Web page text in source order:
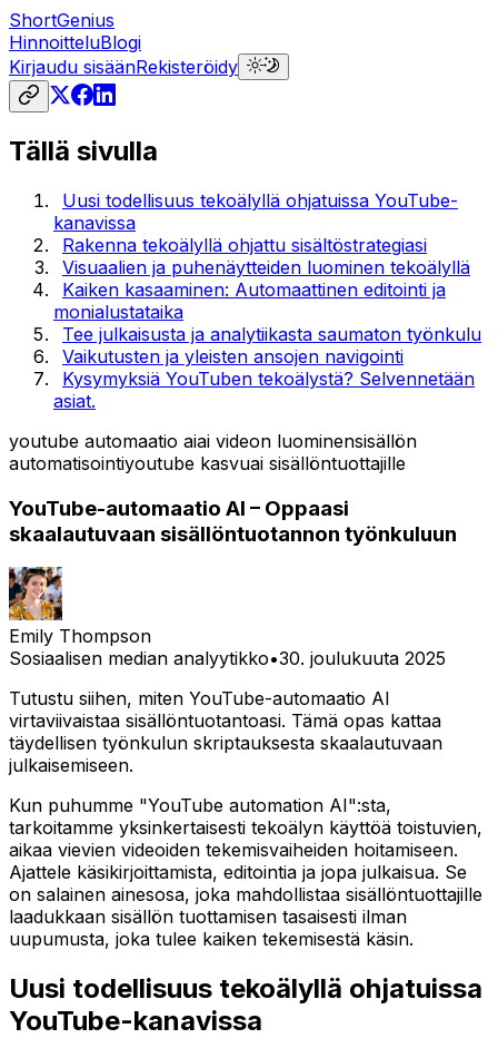
ShortGenius
HinnoitteluBlogi
Kirjaudu sisäänRekisteröidy
Tällä sivulla
Uusi todellisuus tekoälyllä ohjatuissa YouTube-
kanavissa
Rakenna tekoälyllä ohjattu sisältöstrategiasi
Visuaalien ja puhenäytteiden luominen tekoälyllä
Kaiken kasaaminen: Automaattinen editointi ja
monialustataika
Tee julkaisusta ja analytiikasta saumaton työnkulu
Vaikutusten ja yleisten ansojen navigointi
Kysymyksiä YouTuben tekoälystä? Selvennetään
asiat.
youtube automaatio aiai videon luominensisällön
automatisointiyoutube kasvuai sisällöntuottajille
YouTube-automaatio AI – Oppaasi
skaalautuvaan sisällöntuotannon työnkuluun
Emily Thompson
Sosiaalisen median analyytikko•30. joulukuuta 2025
Tutustu siihen, miten YouTube-automaatio AI
virtaviivaistaa sisällöntuotantoasi. Tämä opas kattaa
täydellisen työnkulun skriptauksesta skaalautuvaan
julkaisemiseen.
Kun puhumme "YouTube automation AI":sta,
tarkoitamme yksinkertaisesti tekoälyn käyttöä toistuvien,
aikaa vievien videoiden tekemisvaiheiden hoitamiseen.
Ajattele käsikirjoittamista, editointia ja jopa julkaisua. Se
on salainen ainesosa, joka mahdollistaa sisällöntuottajille
laadukkaan sisällön tuottamisen tasaisesti ilman
uupumusta, joka tulee kaiken tekemisestä käsin.
Uusi todellisuus tekoälyllä ohjatuissa
YouTube-kanavissa